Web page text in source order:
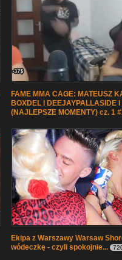
FAME MMA CAGE: MATEUSZ
BOXDEL l DEEJAYPALLASIDE
(NAJLEPSZE MOMENTY) cz. 1
Ekipa z Warszawy Warsaw
wódeczkę - czyli spokojnie...